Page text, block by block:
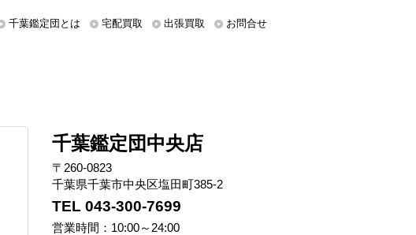
千葉鑑定団とは 宅配買取 出張買取 お問合せ
千葉鑑定団中央店
〒260-0823
千葉県千葉市中央区塩田町385-2
TEL 043-300-7699
営業時間：10:00～24:00